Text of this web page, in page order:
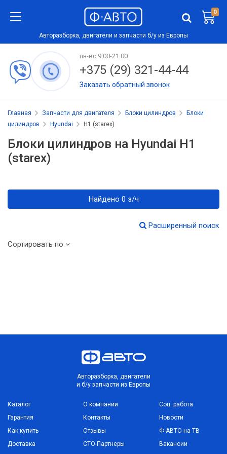
0
Авторазборка, двигатели и запчасти б/у из Европы
пн-вс 9:00-21:00
+375 (29) 321-44-44
Заказать обратный звонок
Главная Запчасти для двигателя Блоки цилиндров
Блоки
цилиндров
Hyundai H1 (starex)
Блоки цилиндров на Hyundai H1
(starex)
Найдено 0 з/ч
Расширенный поиск
Сортировать по
Авторазборка, двигатели
и б/у запчасти из Европы
Каталог
Гарантия
Как купить
Доставка
О компании
Контакты
Отзывы
СТО-Партнеры
Соц. работа
Новости
Ф-АВТО на ТВ
Вакансии